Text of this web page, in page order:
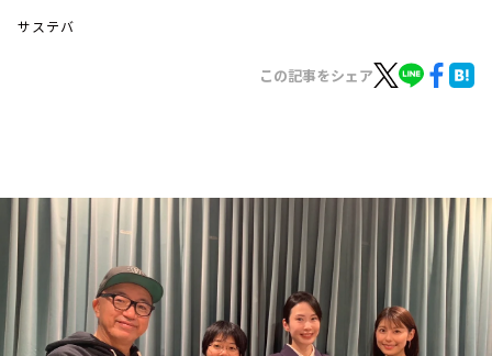
お知らせ
イベント・グッズ
YouTube
会社情報
サステバ
この記事をシェア